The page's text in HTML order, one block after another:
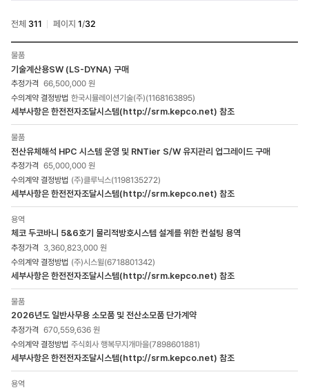
전체 311 페이지 1/32
사전공고
게시물
상세
목록
-
번호,
분류,
사업명,
추정가격,
수의계약
예정업체,
비고로
구성
물품
기술계산용SW (LS-DYNA) 구매
66,500,000 원
한국시뮬레이션기술(주)(1168163895)
세부사항은 한전전자조달시스템(http://srm.kepco.net) 참조
물품
전산유체해석 HPC 시스템 운영 및 RNTier S/W 유지관리 업그레이드 구매
65,000,000 원
(주)클루닉스(1198135272)
세부사항은 한전전자조달시스템(http://srm.kepco.net) 참조
용역
체코 두코바니 5&6호기 물리적방호시스템 설계를 위한 컨설팅 용역
3,360,823,000 원
(주)시스윌(6718801342)
세부사항은 한전전자조달시스템(http://srm.kepco.net) 참조
물품
2026년도 일반사무용 소모품 및 전산소모품 단가계약
670,559,636 원
주식회사 행복무지개마을(7898601881)
세부사항은 한전전자조달시스템(http://srm.kepco.net) 참조
용역